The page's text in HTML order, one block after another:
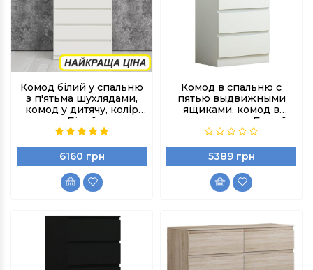
Комод білий у спальню
з п'ятьма шухлядами,
комод у дитячу, колір
Білий
6160 грн
Комод в спальню с
пятью выдвижными
ящиками, комод в
детскую, цвет Белый
5389 грн